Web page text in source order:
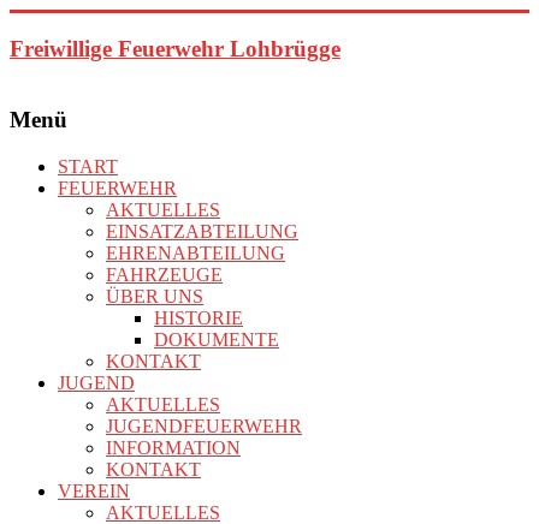
Inhalt
springen
Freiwillige Feuerwehr Lohbrügge
Menü
START
FEUERWEHR
AKTUELLES
EINSATZABTEILUNG
EHRENABTEILUNG
FAHRZEUGE
ÜBER UNS
HISTORIE
DOKUMENTE
KONTAKT
JUGEND
AKTUELLES
JUGENDFEUERWEHR
INFORMATION
KONTAKT
VEREIN
AKTUELLES